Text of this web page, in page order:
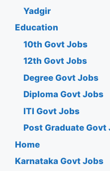
Yadgir
Education
10th Govt Jobs
12th Govt Jobs
Degree Govt Jobs
Diploma Govt Jobs
ITI Govt Jobs
Post Graduate Govt
Home
Karnataka Govt Jobs